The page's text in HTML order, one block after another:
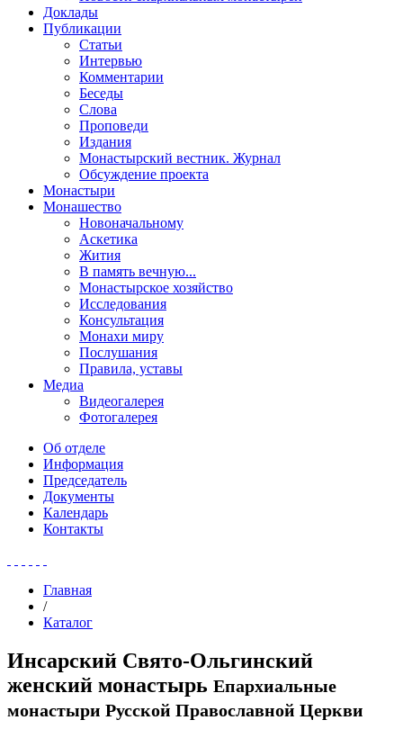
Доклады
Публикации
Статьи
Интервью
Комментарии
Беседы
Слова
Проповеди
Издания
Монастырский вестник. Журнал
Обсуждение проекта
Монастыри
Монашество
Новоначальному
Аскетика
Жития
В память вечную...
Монастырское хозяйство
Исследования
Консультация
Монахи миру
Послушания
Правила, уставы
Медиа
Видеогалерея
Фотогалерея
Об отделе
Информация
Председатель
Документы
Календарь
Контакты
Главная
/
Каталог
Инсарский Свято-Ольгинский
женский монастырь Епархиальные
монастыри Русской Православной Церкви